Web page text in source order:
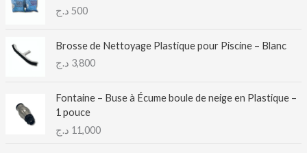
500 د.ج
Brosse de Nettoyage Plastique pour Piscine – Blanc
3,800 د.ج
Fontaine – Buse à Écume boule de neige en Plastique –
1 pouce
11,000 د.ج